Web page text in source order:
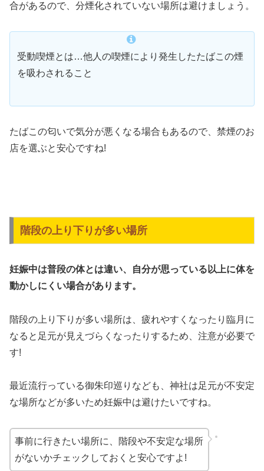
合があるので、分煙化されていない場所は避けましょう。
受動喫煙とは…他人の喫煙により発生したたばこの煙
を吸わされること
たばこの匂いで気分が悪くなる場合もあるので、禁煙のお
店を選ぶと安心ですね!
階段の上り下りが多い場所
妊娠中は普段の体とは違い、自分が思っている以上に体を
動かしにくい場合があります。
階段の上り下りが多い場所は、疲れやすくなったり臨月に
なると足元が見えづらくなったりするため、注意が必要で
す!
最近流行っている御朱印巡りなども、神社は足元が不安定
な場所などが多いため妊娠中は避けたいですね。
事前に行きたい場所に、階段や不安定な場所
がないかチェックしておくと安心ですよ!